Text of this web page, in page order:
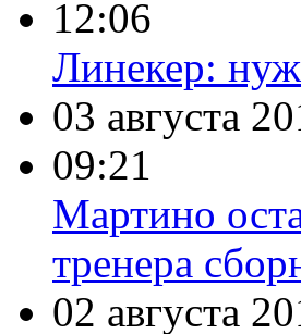
12:06
Линекер:
03 августа
09:21
Мартино
тренера
02 августа